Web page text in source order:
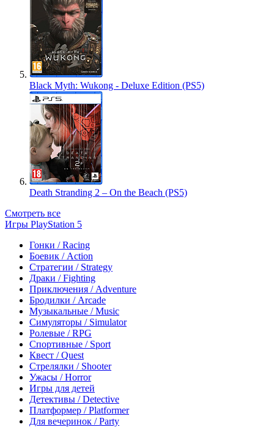
Black Myth: Wukong - Deluxe Edition (PS5)
Death Stranding 2 – On the Beach (PS5)
Смотреть все
Игры PlayStation 5
Гонки / Racing
Боевик / Action
Стратегии / Strategy
Драки / Fighting
Приключения / Adventure
Бродилки / Arcade
Музыкальные / Music
Симуляторы / Simulator
Ролевые / RPG
Спортивные / Sport
Квест / Quest
Стрелялки / Shooter
Ужасы / Horror
Игры для детей
Детективы / Detective
Платформер / Platformer
Для вечеринок / Party